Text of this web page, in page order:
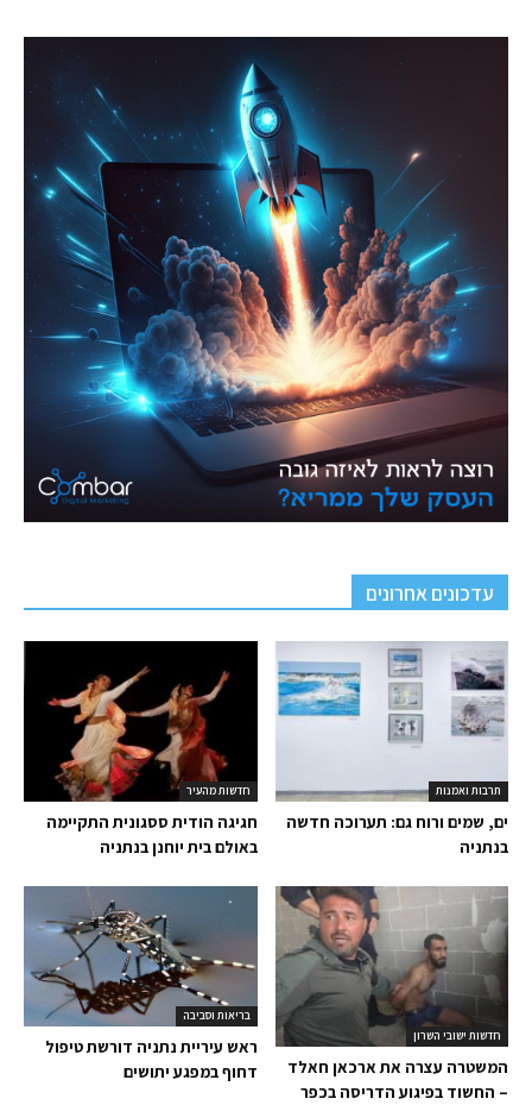
עדכונים אחרונים
חדשות מהעיר
חגיגה הודית ססגונית התקיימה
באולם בית יוחנן בנתניה
תרבות ואמנות
ים, שמים ורוח גם: תערוכה חדשה
בנתניה
בריאות וסביבה
ראש עיריית נתניה דורשת טיפול
דחוף במפגע יתושים
חדשות ישובי השרון
המשטרה עצרה את ארכאן חאלד
– החשוד בפיגוע הדריסה בכפר